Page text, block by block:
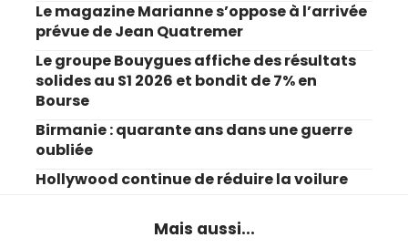
Le magazine Marianne s’oppose à l’arrivée
prévue de Jean Quatremer
Le groupe Bouygues affiche des résultats
solides au S1 2026 et bondit de 7% en
Bourse
Birmanie : quarante ans dans une guerre
oubliée
Hollywood continue de réduire la voilure
Mais aussi...